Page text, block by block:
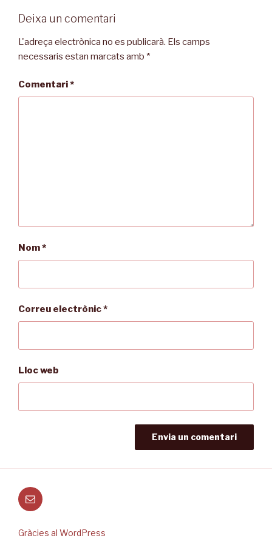
Deixa un comentari
L'adreça electrònica no es publicarà. Els camps
necessaris estan marcats amb *
Comentari*
Nom*
Correu electrònic*
Lloc web
Correu
electrònic
Gràcies al WordPress